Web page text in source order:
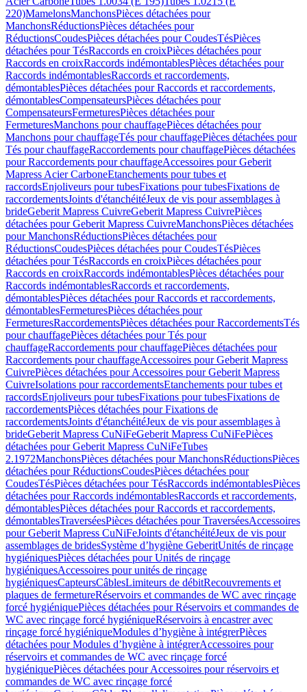
220)MamelonsManchonsPièces détachées pour
ManchonsRéductionsPièces détachées pour
RéductionsCoudesPièces détachées pour CoudesTésPièces
détachées pour TésRaccords en croixPièces détachées pour
Raccords en croixRaccords indémontablesPièces détachées pour
Raccords indémontablesRaccords et raccordements,
démontablesPièces détachées pour Raccords et raccordements,
démontablesCompensateursPièces détachées pour
CompensateursFermeturesPièces détachées pour
FermeturesManchons pour chauffagePièces détachées pour
Manchons pour chauffageTés pour chauffagePièces détachées pour
Tés pour chauffageRaccordements pour chauffagePièces détachées
pour Raccordements pour chauffageAccessoires pour Geberit
Mapress Acier CarboneEtanchements pour tubes et
raccordsEnjoliveurs pour tubesFixations pour tubesFixations de
raccordementsJoints d'étanchéitéJeux de vis pour assemblages à
brideGeberit Mapress CuivreGeberit Mapress CuivrePièces
détachées pour Geberit Mapress CuivreManchonsPièces détachées
pour ManchonsRéductionsPièces détachées pour
RéductionsCoudesPièces détachées pour CoudesTésPièces
détachées pour TésRaccords en croixPièces détachées pour
Raccords en croixRaccords indémontablesPièces détachées pour
Raccords indémontablesRaccords et raccordements,
démontablesPièces détachées pour Raccords et raccordements,
démontablesFermeturesPièces détachées pour
FermeturesRaccordementsPièces détachées pour RaccordementsTés
pour chauffagePièces détachées pour Tés pour
chauffageRaccordements pour chauffagePièces détachées pour
Raccordements pour chauffageAccessoires pour Geberit Mapress
CuivrePièces détachées pour Accessoires pour Geberit Mapress
CuivreIsolations pour raccordementsEtanchements pour tubes et
raccordsEnjoliveurs pour tubesFixations pour tubesFixations de
raccordementsPièces détachées pour Fixations de
raccordementsJoints d'étanchéitéJeux de vis pour assemblages à
brideGeberit Mapress CuNiFeGeberit Mapress CuNiFePièces
détachées pour Geberit Mapress CuNiFeTubes
2.1972ManchonsPièces détachées pour ManchonsRéductionsPièces
détachées pour RéductionsCoudesPièces détachées pour
CoudesTésPièces détachées pour TésRaccords indémontablesPièces
détachées pour Raccords indémontablesRaccords et raccordements,
démontablesPièces détachées pour Raccords et raccordements,
démontablesTraverséesPièces détachées pour TraverséesAccessoires
pour Geberit Mapress CuNiFeJoints d'étanchéitéJeux de vis pour
assemblages de bridesSystème d’hygiène GeberitUnités de rinçage
hygiéniquesPièces détachées pour Unités de rinçage
hygiéniquesAccessoires pour unités de rinçage
hygiéniquesCapteursCâblesLimiteurs de débitRecouvrements et
plaques de fermetureRéservoirs et commandes de WC avec rinçage
forcé hygiéniquePièces détachées pour Réservoirs et commandes de
WC avec rinçage forcé hygiéniqueRéservoirs à encastrer avec
rinçage forcé hygiéniqueModules d’hygiène à intégrerPièces
détachées pour Modules d’hygiène à intégrerAccessoires pour
réservoirs et commandes de WC avec rinçage forcé
hygiéniquePièces détachées pour Accessoires pour réservoirs et
commandes de WC avec rinçage forcé